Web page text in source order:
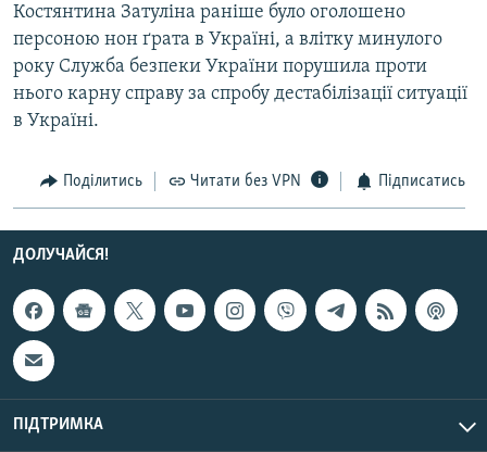
Усі сайти RFE/RL
Костянтина Затуліна раніше було оголошено
персоною нон ґрата в Україні, а влітку минулого
року Служба безпеки України порушила проти
нього карну справу за спробу дестабілізації ситуації
в Україні.
Поділитись Читати без VPN Підписатись
ДОЛУЧАЙСЯ!
ПІДТРИМКА